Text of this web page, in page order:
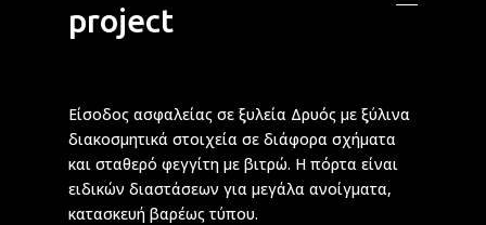
project
Είσοδος ασφαλείας σε ξυλεία Δρυός με ξύλινα
διακοσμητικά στοιχεία σε διάφορα σχήματα
και σταθερό φεγγίτη με βιτρώ. Η πόρτα είναι
ειδικών διαστάσεων για μεγάλα ανοίγματα,
κατασκευή βαρέως τύπου.